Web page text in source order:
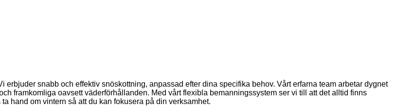
snabb och effektiv snöskottning, anpassad efter dina specifika behov. Vårt erfarna team arbetar dygnet
framkomliga oavsett väderförhållanden. Med vårt flexibla bemanningssystem ser vi till att det alltid finns
hand om vintern så att du kan fokusera på din verksamhet.